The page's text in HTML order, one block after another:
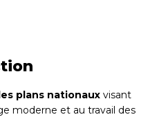
plans nationauxvisant
moderne et au travail des